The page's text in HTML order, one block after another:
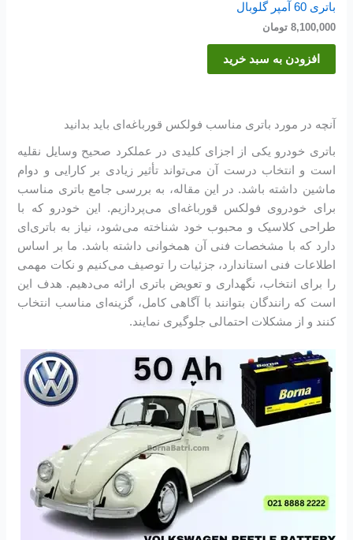
باتری 60 آمپر گلوبال
8,100,000 تومان
افزودن به سبد خرید
آنچه در مورد باتری مناسب فولکس قورباغه‌ای باید بدانید
باتری خودرو یکی از اجزای کلیدی در عملکرد صحیح وسایل نقلیه
است و انتخاب درست آن می‌تواند تأثیر زیادی بر کارایی و دوام
ماشین داشته باشد. در این مقاله، به بررسی جامع باتری مناسب
برای خودروی فولکس قورباغه‌ای می‌پردازیم. این خودرو که با
طراحی کلاسیک و محبوب خود شناخته می‌شود، نیاز به باتری‌ای
دارد که با مشخصات فنی آن همخوانی داشته باشد. ما بر اساس
اطلاعات فنی استاندارد، جزئیات را توصیف می‌کنیم و نکات مهمی
را برای انتخاب، نگهداری و تعویض باتری ارائه می‌دهیم. هدف این
است که رانندگان بتوانند با آگاهی کامل، گزینه‌ای مناسب انتخاب
کنند و از مشکلات احتمالی جلوگیری نمایند.